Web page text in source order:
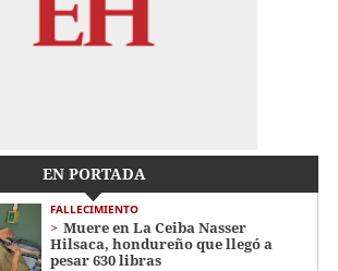
EN PORTADA
FALLECIMIENTO
Muere en La Ceiba Nasser
Hilsaca, hondureño que llegó a
pesar 630 libras